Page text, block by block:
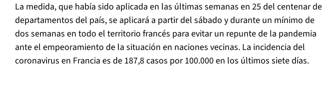
La medida, que había sido aplicada en las últimas semanas en 25 del centenar de
departamentos del país, se aplicará a partir del sábado y durante un mínimo de
dos semanas en todo el territorio francés para evitar un repunte de la pandemia
ante el empeoramiento de la situación en naciones vecinas. La incidencia del
coronavirus en Francia es de 187,8 casos por 100.000 en los últimos siete días.